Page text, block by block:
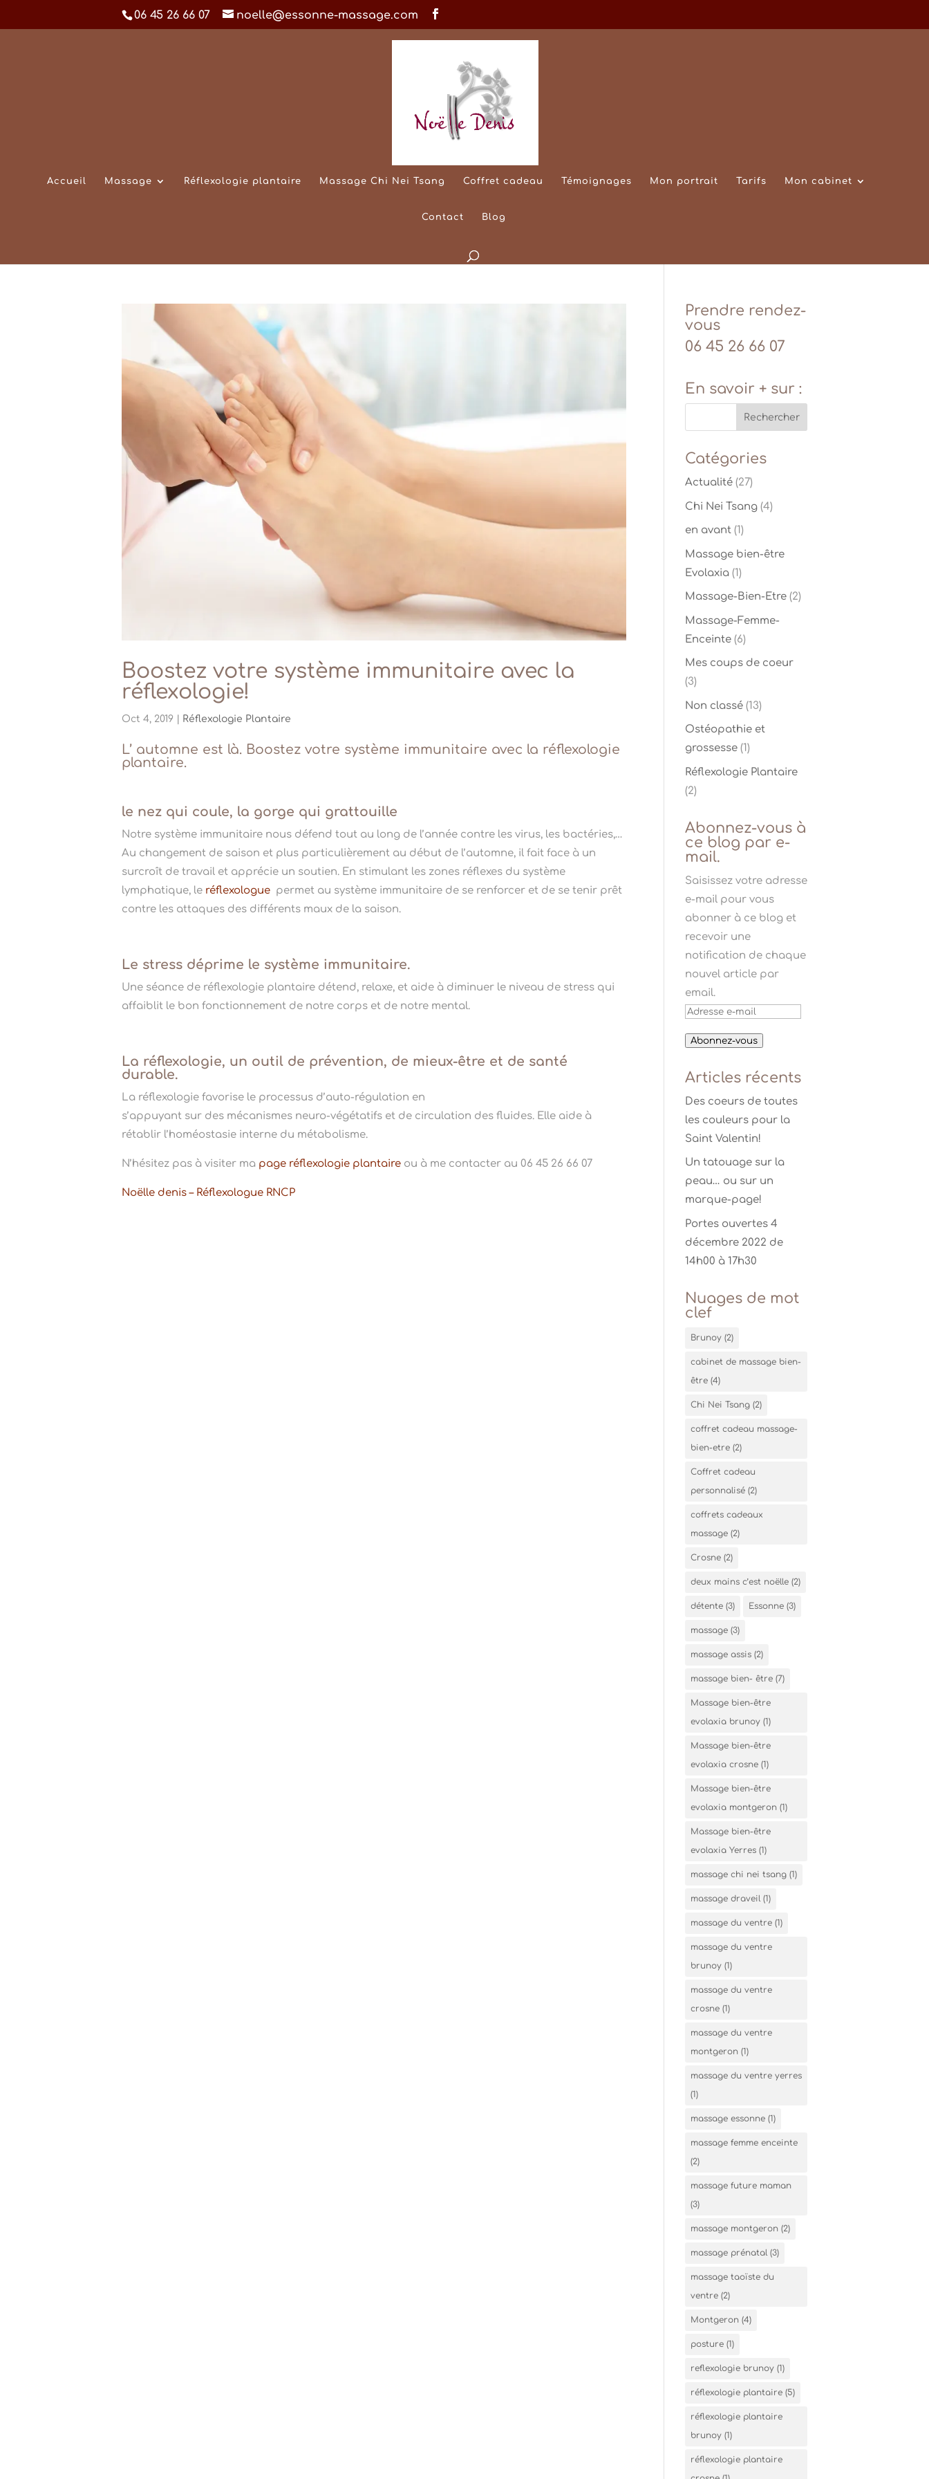
06 45 26 66 07 noelle@essonne-massage.com
Accueil Massage Réflexologie plantaire Massage Chi Nei Tsang Coffret cadeau Témoignages Mon portrait Tarifs Mon cabinet
Contact Blog
Boostez votre système immunitaire avec la
réflexologie!
Oct 4, 2019 Réflexologie Plantaire
L’ automne est là. Boostez votre système immunitaire avec la réflexologie
plantaire.
le nez qui coule, la gorge qui grattouille
Notre système immunitaire nous défend tout au long de l’année contre les virus, les bactéries,…
Au changement de saison et plus particulièrement au début de l’automne, il fait face à un
surcroît de travail et apprécie un soutien. En stimulant les zones réflexes du système
lymphatique, le réflexologue permet au système immunitaire de se renforcer et de se tenir prêt
contre les attaques des différents maux de la saison.
Le stress déprime le système immunitaire.
Une séance de réflexologie plantaire détend, relaxe, et aide à diminuer le niveau de stress qui
affaiblit le bon fonctionnement de notre corps et de notre mental.
La réflexologie, un outil de prévention, de mieux-être et de santé
durable.
La réflexologie favorise le processus d’auto-régulation en
s’appuyant sur des mécanismes neuro-végétatifs et de circulation des fluides. Elle aide à
rétablir l’homéostasie interne du métabolisme.
N’hésitez pas à visiter ma page réflexologie plantaire ou à me contacter au 06 45 26 66 07
Noëlle denis – Réflexologue RNCP
Prendre rendez-
vous
06 45 26 66 07
En savoir + sur :
Catégories
Actualité(27)
Chi Nei Tsang(4)
en avant(1)
Massage bien-être
Evolaxia(1)
Massage-Bien-Etre(2)
Massage-Femme-
Enceinte(6)
Mes coups de coeur
(3)
Non classé(13)
Ostéopathie et
grossesse(1)
Réflexologie Plantaire
(2)
Abonnez-vous à
ce blog par e-
mail.
Saisissez votre adresse
e-mail pour vous
abonner à ce blog et
recevoir une
notification de chaque
nouvel article par
email.
Adresse
mail
Abonnez-vous
Articles récents
Des coeurs de toutes
les couleurs pour la
Saint Valentin!
Un tatouage sur la
peau… ou sur un
marque-page!
Portes ouvertes 4
décembre 2022 de
14h00 à 17h30
Nuages de mot
clef
Brunoy(2)
cabinet de massage bien-
être(4)
Chi Nei Tsang(2)
coffret cadeau massage-
bien-etre(2)
Coffret cadeau
personnalisé(2)
coffrets cadeaux
massage(2)
Crosne(2)
deux mains c’est noëlle(2)
détente(3) Essonne(3)
massage(3)
massage assis(2)
massage bien- être(7)
Massage bien-être
evolaxia brunoy(1)
Massage bien-être
evolaxia crosne(1)
Massage bien-être
evolaxia montgeron(1)
Massage bien-être
evolaxia Yerres(1)
massage chi nei tsang(1)
massage draveil (1)
massage du ventre(1)
massage du ventre
brunoy(1)
massage du ventre
crosne(1)
massage du ventre
montgeron(1)
massage du ventre yerres
(1)
massage essonne(1)
massage femme enceinte
(2)
massage future maman
(3)
massage montgeron(2)
massage prénatal (3)
massage taoïste du
ventre(2)
Montgeron(4)
posture(1)
reflexologie brunoy(1)
réflexologie plantaire(5)
réflexologie plantaire
brunoy(1)
réflexologie plantaire